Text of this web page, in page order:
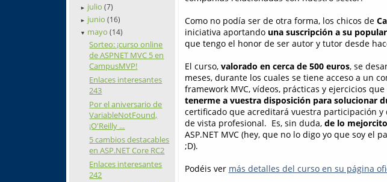
► julio(7)
► junio(16)
▼ mayo(14)
Sorteo: ¡curso online
de ASPNET MVC 5 en
CampusMVP!
Enlaces interesantes
243
Por el aniversario de
VariableNotFound,
¡O'Reilly ...
5 cambios destacables
en ASP.NET Core RC2
Enlaces interesantes
242
Como no podía ser de otra forma, los chicos de
iniciativa aportando una suscripción a su
que tengo el honor de ser autor y tutor desde
El curso, valorado en cerca de 500 euros, se
meses, durante los cuales se tiene acceso a un
framework MVC, vídeos, prácticas y ejercicios
tenerme a vuestra disposición para solucionar
certificado que acreditará vuestra participación
de vista profesional. Es, sin duda, de lo
ASP.NET MVC (hey, que no lo digo yo que soy el
;D).
Podéis ver más detalles del curso en su página